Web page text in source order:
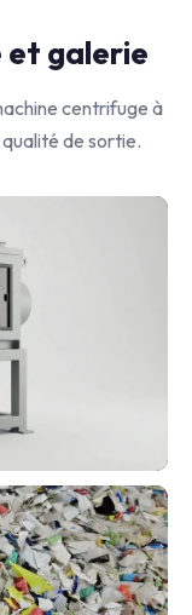
et galerie
centrifuge à
de sortie.